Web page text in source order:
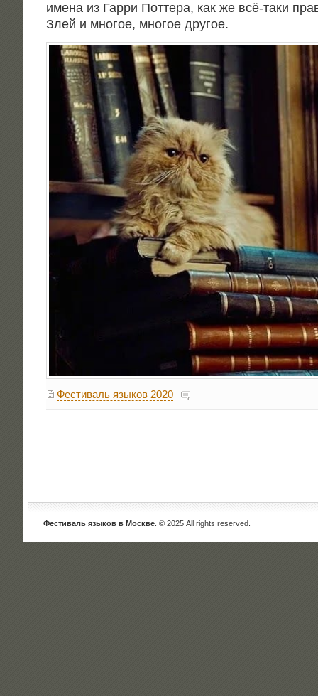
име­на из Гар­ри Пот­те­ра, как же всё-таки
Злей и мно­гое, мно­гое другое.
Фестиваль языков 2020
Фестиваль языков в Москве . © 2025 All rights reserved.